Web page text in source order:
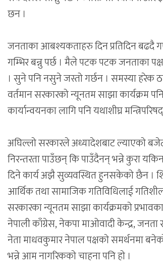
छन ।
जनताका आबश्यकताहरु दिन प्रतिदिन बढदै
गम्भिर बन्नु पर्छ । मैले पटक पटक जनताका
। सुने पनि नसुने जस्तो गर्छन । समस्या हरेक
वर्तमान सरकारको न्यूनतम साझा कार्यक्रम
कार्यान्वयनका लागि पनि यथाशीघ्र
अघिल्लो सरकारले अध्यादेशबाट ल्याएको
निरन्तरता पाउँछन् कि पाउँदैनन् भन्ने कुरा
दिने कार्य अझै सुव्यवस्थित हुनसकेको छैन ।
आर्थिक तथा सामाजिक गतिविधिलाई
सरकारका न्यूनतम साझा कार्यक्रमको
नेपाली काँग्रेस, नेकपा माओवादी केन्द्र, जनता
नेता माधवकुमार नेपाल पक्षको समर्थनमा
भन्ने आम नागरिकको चाहना पनि हो ।